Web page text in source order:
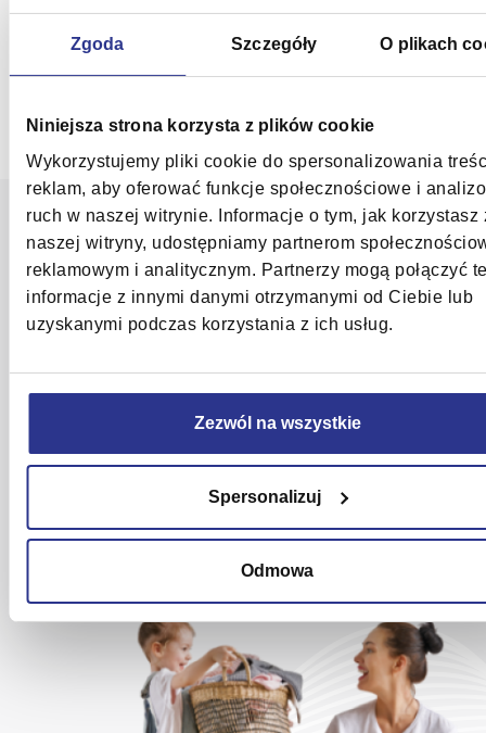
Zgoda Szczegóły O plikach
Niniejsza strona korzysta z plików cookie
Wykorzystujemy pliki cookie do spersonalizowania
reklam, aby oferować funkcje społecznościowe i
ruch w naszej witrynie. Informacje o tym, jak korzystasz
naszej witryny, udostępniamy partnerom
reklamowym i analitycznym. Partnerzy mogą połączyć
informacje z innymi danymi otrzymanymi od Ciebie lub
uzyskanymi podczas korzystania z ich usług.
Zezwól na wszystkie
Spersonalizuj
Odmowa
Potrzebujesz pomocy?
Skontaktuj się z nami
centrum pomocy